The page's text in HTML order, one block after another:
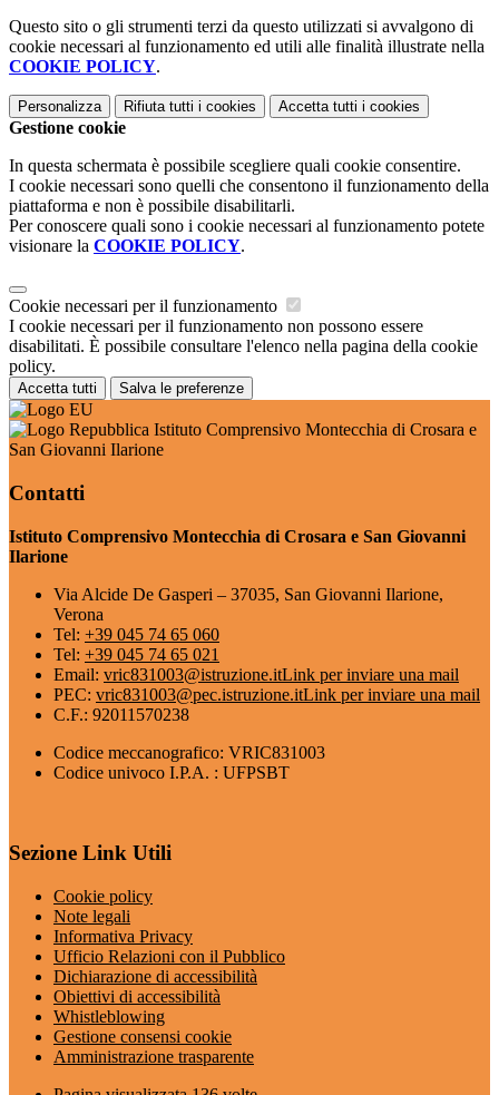
Questo sito o gli strumenti terzi da questo utilizzati si avvalgono di
cookie necessari al funzionamento ed utili alle finalità illustrate nella
COOKIE POLICY.
Personalizza Rifiuta tutti i cookies Accetta tutti i cookies
Gestione cookie
In questa schermata è possibile scegliere quali cookie consentire.
I cookie necessari sono quelli che consentono il funzionamento della
piattaforma e non è possibile disabilitarli.
Per conoscere quali sono i cookie necessari al funzionamento potete
visionare la COOKIE POLICY.
Cookie necessari per il funzionamento
I cookie necessari per il funzionamento non possono essere
disabilitati. È possibile consultare l'elenco nella pagina della cookie
policy.
Accetta tutti Salva le preferenze
Istituto Comprensivo Montecchia di Crosara e
San Giovanni Ilarione
Contatti
Istituto Comprensivo Montecchia di Crosara e San Giovanni
Ilarione
Via Alcide De Gasperi – 37035, San Giovanni Ilarione,
Verona
Tel: +39 045 74 65 060
Tel: +39 045 74 65 021
Email: vric831003@istruzione.itLink per inviare una mail
PEC: vric831003@pec.istruzione.itLink per inviare una mail
C.F.: 92011570238
Codice meccanografico: VRIC831003
Codice univoco I.P.A. : UFPSBT
Sezione Link Utili
Cookie policy
Note legali
Informativa Privacy
Ufficio Relazioni con il Pubblico
Dichiarazione di accessibilità
Obiettivi di accessibilità
Whistleblowing
Gestione consensi cookie
Amministrazione trasparente